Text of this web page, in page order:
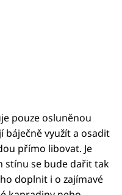
pouze osluněnou
báječně využít a osadit
přímo libovat. Je
stínu se bude dařit tak
doplnit i o zajímavé